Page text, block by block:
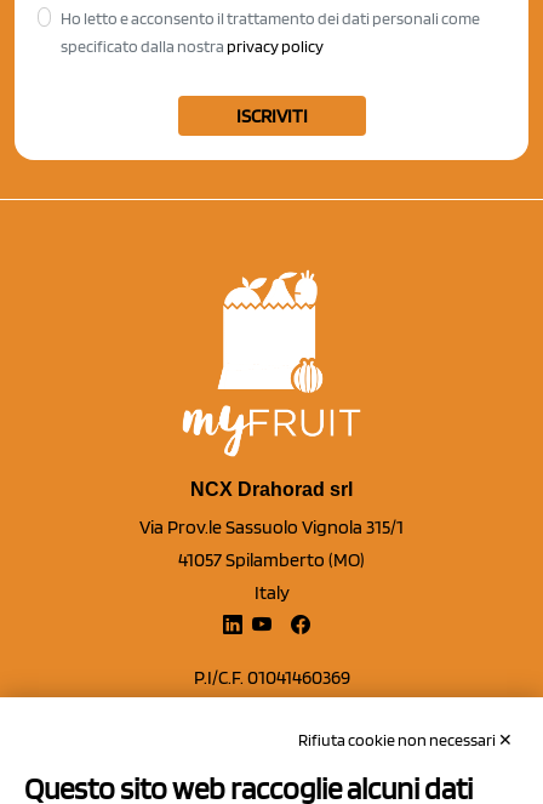
Ho letto e acconsento il trattamento dei dati personali come
specificato dalla nostra privacy policy
ISCRIVITI
NCX Drahorad srl
Via Prov.le Sassuolo Vignola 315/1
41057 Spilamberto (MO)
Italy
P.I/C.F. 01041460369
Capitale sociale Euro 50.000,00 i.v.Rifiuta cookie non necessari ✕
Questo sito web raccoglie alcuni dati